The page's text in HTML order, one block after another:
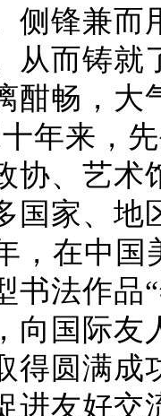
侧锋兼而
从而铸就
酣畅，大
年来，
协、艺术
国家、地
，在中国
书法作品
向国际友
得圆满成
进友好交